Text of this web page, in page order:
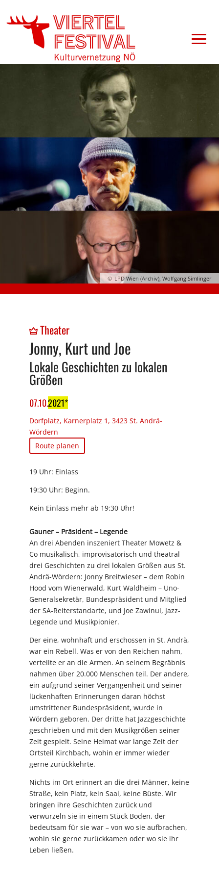
LPD Wien (Archiv), Wolfgang Simlinger
Theater
Jonny, Kurt und Joe
Lokale Geschichten zu lokalen
Größen
07.10.2021
Dorfplatz, Karnerplatz 1, 3423 St. Andrä-
Wördern
Route planen
19 Uhr: Einlass
19:30 Uhr: Beginn.
Kein Einlass mehr ab 19:30 Uhr!
Gauner – Präsident – Legende
An drei Abenden inszeniert Theater Mowetz &
Co musikalisch, improvisatorisch und theatral
drei Geschichten zu drei lokalen Größen aus St.
Andrä-Wördern: Jonny Breitwieser – dem Robin
Hood vom Wienerwald, Kurt Waldheim – Uno-
Generalsekretär, Bundespräsident und Mitglied
der SA-Reiterstandarte, und Joe Zawinul, Jazz-
Legende und Musikpionier.
Der eine, wohnhaft und erschossen in St. Andrä,
war ein Rebell. Was er von den Reichen nahm,
verteilte er an die Armen. An seinem Begräbnis
nahmen über 20.000 Menschen teil. Der andere,
ein aufgrund seiner Vergangenheit und seiner
lückenhaften Erinnerungen daran höchst
umstrittener Bundespräsident, wurde in
Wördern geboren. Der dritte hat Jazzgeschichte
geschrieben und mit den Musikgrößen seiner
Zeit gespielt. Seine Heimat war lange Zeit der
Ortsteil Kirchbach, wohin er immer wieder
gerne zurückkehrte.
Nichts im Ort erinnert an die drei Männer, keine
Straße, kein Platz, kein Saal, keine Büste. Wir
bringen ihre Geschichten zurück und
verwurzeln sie in einem Stück Boden, der
bedeutsam für sie war – von wo sie aufbrachen,
wohin sie gerne zurückkamen oder wo sie ihr
Leben ließen.